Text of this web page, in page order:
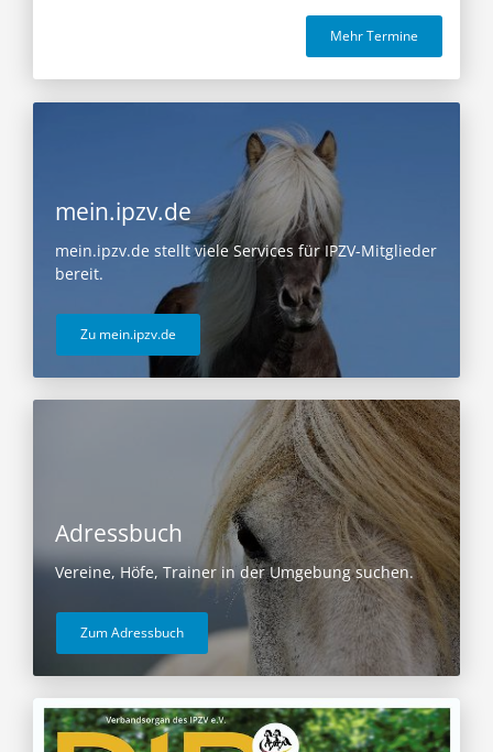
Mehr Termine
mein.ipzv.de
mein.ipzv.de stellt viele Services für IPZV-Mitglieder
bereit.
Zu mein.ipzv.de
Adressbuch
Vereine, Höfe, Trainer in der Umgebung suchen.
Zum Adressbuch